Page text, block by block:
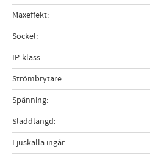
Maxeffekt
Sockel
IP-klass
Strömbrytare
Spänning
Sladdlängd
Ljuskälla ingår